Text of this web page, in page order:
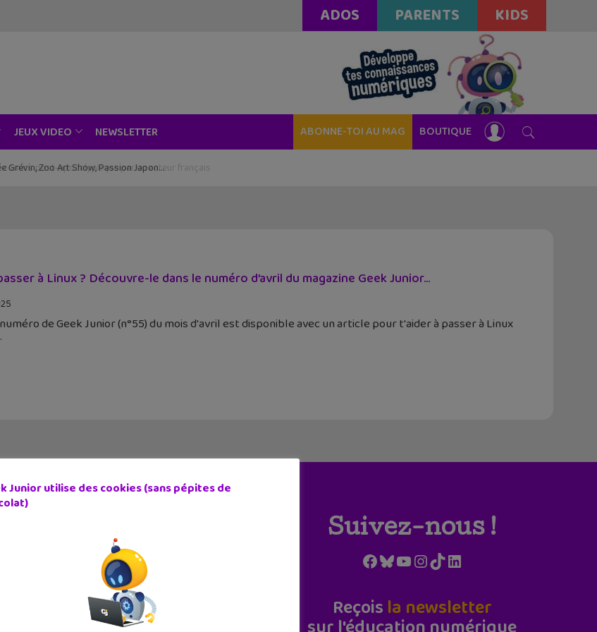
ADOS PARENTS KIDS
JEUX VIDEO NEWSLETTER ABONNE-TOI AU MAG BOUTIQUE
Grévin, Zoo Art Show, Passion Japon…
à Linux ? Découvre-le dans le numéro d’avril du magazine Geek Junior...
de Geek Junior (n°55) du mois d'avril est disponible avec un article pour t'aider à passer à Linux
Suivez-nous !
Facebook
Bluesky
YouTube
Instagram
TikTokLinkedIn
Reçois la newsletter
Junior utilise des cookies (sans pépites de